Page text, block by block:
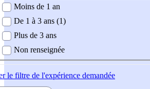
demandée
Moins de 1 an
De 1 à 3 ans (1)
Plus de 3 ans
Non renseignée
le filtre de l'expérience demandée